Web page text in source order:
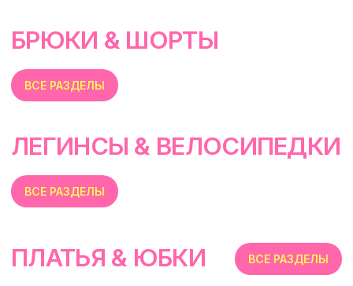
ВСЕ РАЗДЕЛЫ
ПЛАТЬЯ & ЮБКИ
МАЙКИ & ТОПЫ ВСЕ РАЗДЕЛЫ
БЕЛЬЕ
АКСЕССУАРЫ ВСЕ РАЗДЕЛЫ